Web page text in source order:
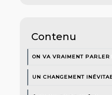
Contenu
ON VA VRAIMENT PARLER
UN CHANGEMENT